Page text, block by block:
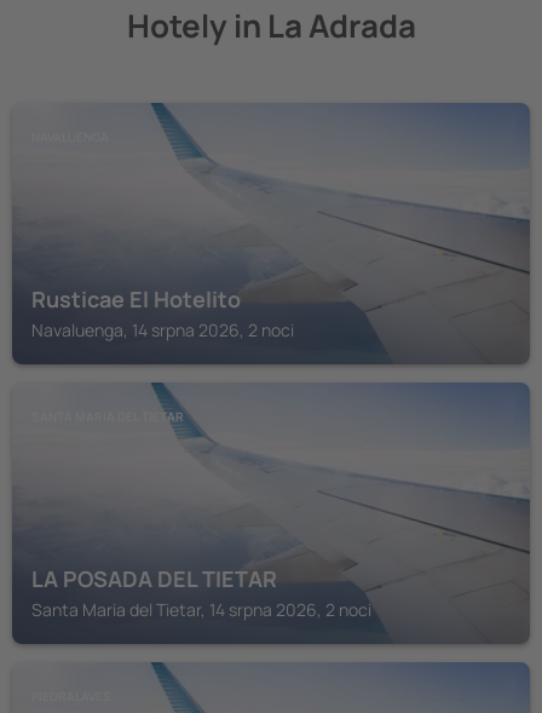
Hotely in La Adrada
Rusticae El Hotelito
Navaluenga, 14 srpna 2026, 2 noci
SANTA MARIA DEL TIETAR
LA POSADA DEL TIETAR
Santa Maria del Tietar, 14 srpna 2026, 2 noci